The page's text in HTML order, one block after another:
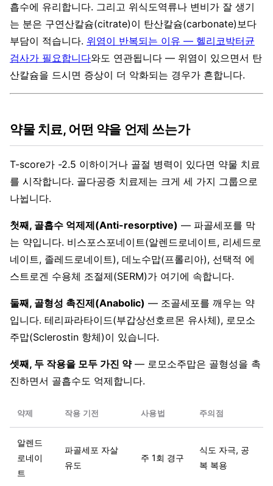
흡수에 유리합니다. 그리고 위식도역류나 변비가 잘 생기
는 분은 구연산칼슘(citrate)이 탄산칼슘(carbonate)보다
부담이 적습니다. 위염이 반복되는 이유 — 헬리코박터균
검사가 필요합니다와도 연관됩니다 — 위염이 있으면서 탄
산칼슘을 드시면 증상이 더 악화되는 경우가 흔합니다.
약물 치료, 어떤 약을 언제 쓰는가
T-score가 -2.5 이하이거나 골절 병력이 있다면 약물 치료
를 시작합니다. 골다공증 치료제는 크게 세 가지 그룹으로
나뉩니다.
첫째, 골흡수 억제제(Anti-resorptive) — 파골세포를 막
는 약입니다. 비스포스포네이트(알렌드로네이트, 리세드로
네이트, 졸레드로네이트), 데노수맙(프롤리아), 선택적 에
스트로겐 수용체 조절제(SERM)가 여기에 속합니다.
둘째, 골형성 촉진제(Anabolic) — 조골세포를 깨우는 약
입니다. 테리파라타이드(부갑상선호르몬 유사체), 로모소
주맙(Sclerostin 항체)이 있습니다.
셋째, 두 작용을 모두 가진 약— 로모소주맙은 골형성을 촉
진하면서 골흡수도 억제합니다.
약제 작용 기전 사용법 주의점
알렌드
로네이
트
파골세포 자살
유도
주 1회 경구
식도 자극, 공
복 복용